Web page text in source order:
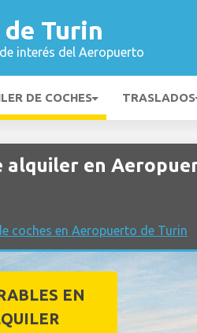
Turin
interés del Aeropuerto
DE COCHES TRASLADOS
alquiler en
coches en Aeropuerto de Turin
EN